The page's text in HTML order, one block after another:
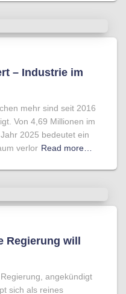
– Industrie im
mehr sind seit 2016
Von 4,69 Millionen im
2025 bedeutet ein
verlor Read more…
will
angekündigt
sich als reines